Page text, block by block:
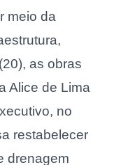
meio da
as obras
Alice de Lima
no
restabelecer
drenagem